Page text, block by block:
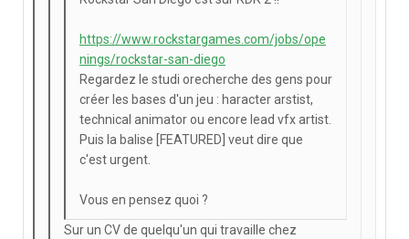
https://www.rockstargames.com/jobs/ope
nings/rockstar-san-diego
Regardez le studi orecherche des gens pour
créer les bases d'un jeu : haracter arstist,
technical animator ou encore lead vfx artist.
Puis la balise [FEATURED] veut dire que
c'est urgent.
Vous en pensez quoi ?
Sur un CV de quelqu'un qui travaille chez